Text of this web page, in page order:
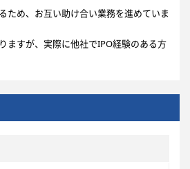
ため、お互い助け合い業務を進めていま
ますが、実際に他社でIPO経験のある方